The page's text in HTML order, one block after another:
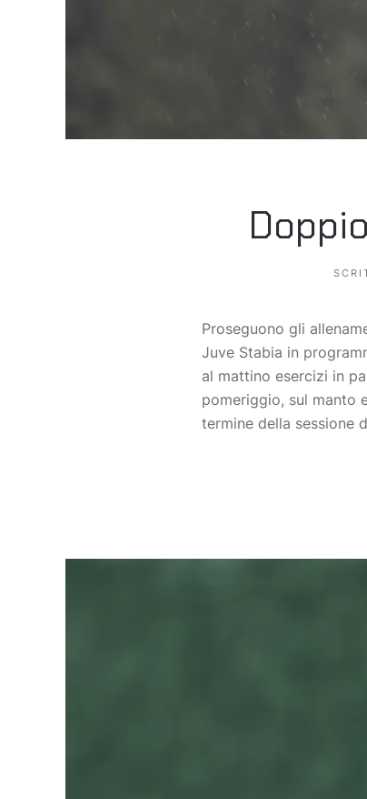
Proseguono gli
Juve Stabia in
al mattino esercizi in
pomeriggio, sul manto
termine della sessione